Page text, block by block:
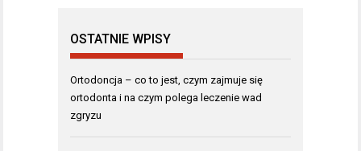
OSTATNIE WPISY
Ortodoncja – co to jest, czym zajmuje się
ortodonta i na czym polega leczenie wad
zgryzu